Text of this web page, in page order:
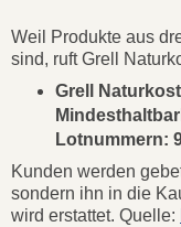
Weil Produkte aus
sind, ruft Grell
Grell
Lotnummern:
Kunden werden
sondern ihn in die
wird erstattet. Quelle: